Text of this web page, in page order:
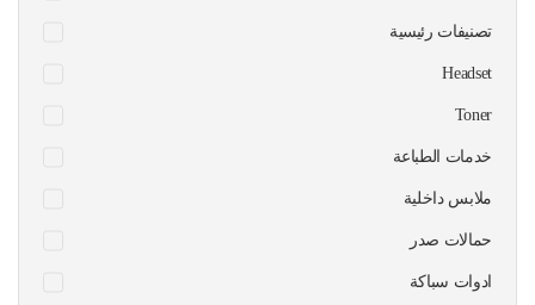
تصنيفات رئيسية
Headset
Toner
خدمات الطباعة
ملابس داخلية
حمالات صدر
ادوات سباكة